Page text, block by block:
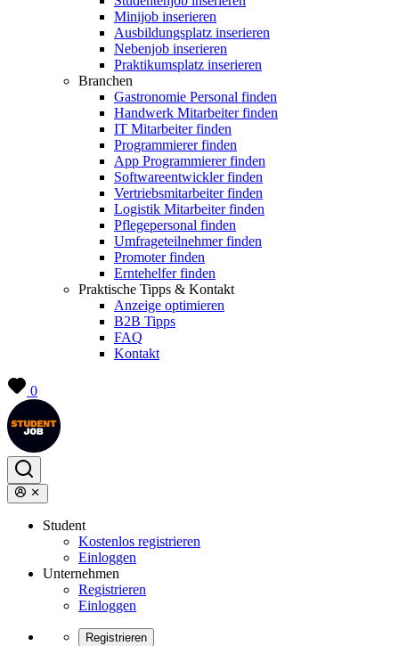
Minijob inserieren
Ausbildungsplatz inserieren
Nebenjob inserieren
Praktikumsplatz inserieren
Branchen
Gastronomie Personal finden
Handwerk Mitarbeiter finden
IT Mitarbeiter finden
Programmierer finden
App Programmierer finden
Softwareentwickler finden
Vertriebsmitarbeiter finden
Logistik Mitarbeiter finden
Pflegepersonal finden
Umfrageteilnehmer finden
Promoter finden
Erntehelfer finden
Praktische Tipps & Kontakt
Anzeige optimieren
B2B Tipps
FAQ
Kontakt
0
Student
Kostenlos registrieren
Einloggen
Unternehmen
Registrieren
Einloggen
Registrieren